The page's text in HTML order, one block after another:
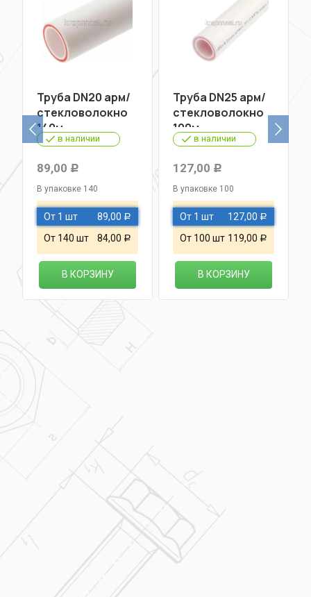
Труба DN20 арм/
стекловолокно
140м
в наличии
89,00 Р
В упаковке 140
От 1 шт 89,00 Р
От 140 шт 84,00 Р
В КОРЗИНУ
Труба DN25 арм/
стекловолокно
100м
в наличии
127,00 Р
В упаковке 100
От 1 шт 127,00 Р
От 100 шт 119,00 Р
В КОРЗИНУ